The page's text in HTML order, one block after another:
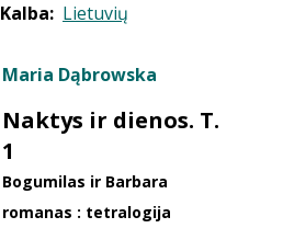
Kalba: Lietuvių
Maria Dąbrowska
Naktys ir dienos. T.
1
Bogumilas ir Barbara
romanas : tetralogija